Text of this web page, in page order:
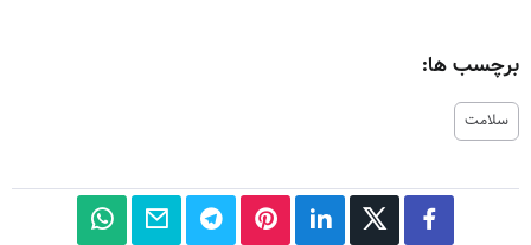
برچسب ها:
سلامت